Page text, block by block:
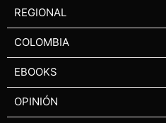
REGIONAL
COLOMBIA
EBOOKS
OPINIÓN